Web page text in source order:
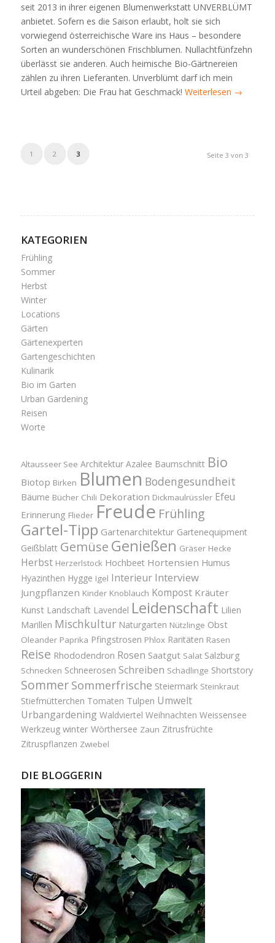
seit 2013 in ihrer eigenen Blumenwerkstatt UNVERBLÜMT
anbietet. Sofern es die Saison erlaubt, holt sie sich
vorwiegend österreichische Ware ins Haus – besondere
Sorten an wunderschönen Frischblumen. Nullachtfünfzehn
überlässt sie anderen. Auch heimische Bio-Gärtnereien
zählen zu ihren Lieferanten. Unverblümt darf ich mein
Urteil abgeben: Die Frau hat Geschmack! Weiterlesen →
Seite 3 von 3
1 2 3
KATEGORIEN
Frühling
Sommer
Herbst
Winter
Locations
Gärten
Gärtenexperten
Gartengeschichten
Kulinarik
Bio im Garten
Urban Gardening
Reisen
Worte
Altausseer See Architektur Azalee Baumschnitt Bio
Biotop Birken Blumen Bodengesundheit
Bäume Bücher Chili Dekoration Dickmaulrüssler Efeu
Erinnerung Flieder Freude Frühling
Gartel-Tipp Gartenarchitektur Gartenequipment
Geißblatt Gemüse Genießen Gräser Hecke
Herbst Herzerlstock Hochbeet Hortensien Humus
Hyazinthen Hygge Igel Interieur Interview
Jungpflanzen Kinder Knoblauch Kompost Kräuter
Kunst Landschaft Lavendel Leidenschaft Lilien
Marillen Mischkultur Naturgarten Nützlinge Obst
Oleander Paprika Pfingstrosen Phlox Raritäten Rasen
Reise Rhododendron Rosen Saatgut Salat Salzburg
Schnecken Schneerosen Schreiben Schädlinge Shortstory
Sommer Sommerfrische Steiermark Steinkraut
Stiefmütterchen Tomaten Tulpen Umwelt
Urbangardening Waldviertel Weihnachten Weissensee
Werkzeug winter Wörthersee Zaun Zitrusfrüchte
Zitruspflanzen Zwiebel
DIE BLOGGERIN